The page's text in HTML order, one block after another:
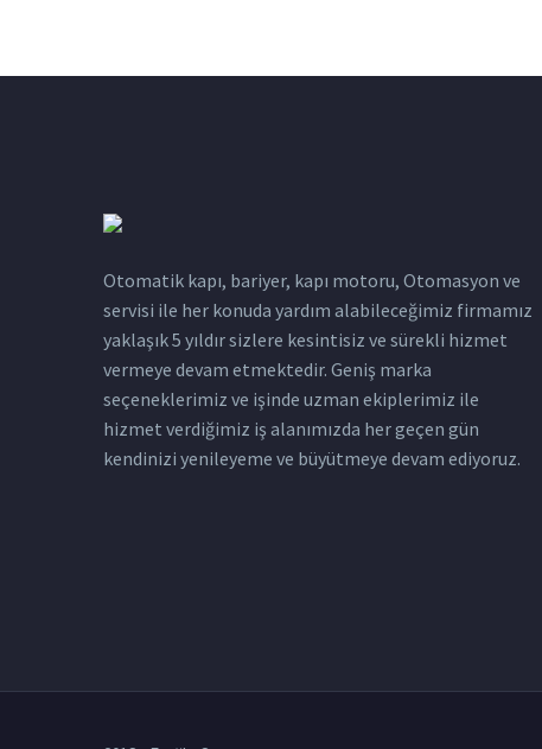
Otomatik kapı, bariyer, kapı motoru, Otomasyon ve
servisi ile her konuda yardım alabileceğimiz firmamız
yaklaşık 5 yıldır sizlere kesintisiz ve sürekli hizmet
vermeye devam etmektedir. Geniş marka
seçeneklerimiz ve işinde uzman ekiplerimiz ile
hizmet verdiğimiz iş alanımızda her geçen gün
kendinizi yenileyeme ve büyütmeye devam ediyoruz.